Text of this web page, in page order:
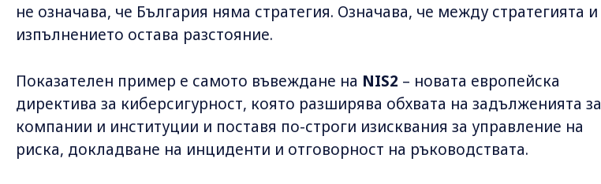
не означава, че България няма стратегия. Означава, че между стратегията и
изпълнението остава разстояние.
Показателен пример е самото въвеждане на NIS2 – новата европейска
директива за киберсигурност, която разширява обхвата на задълженията за
компании и институции и поставя по-строги изисквания за управление на
риска, докладване на инциденти и отговорност на ръководствата.